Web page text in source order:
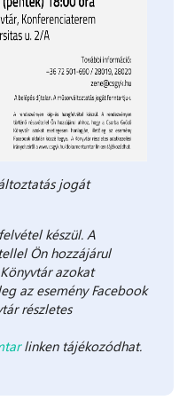
jogát
készül. A
Ön hozzájárul
azokat
az esemény Facebook
részletes
linken tájékozódhat.